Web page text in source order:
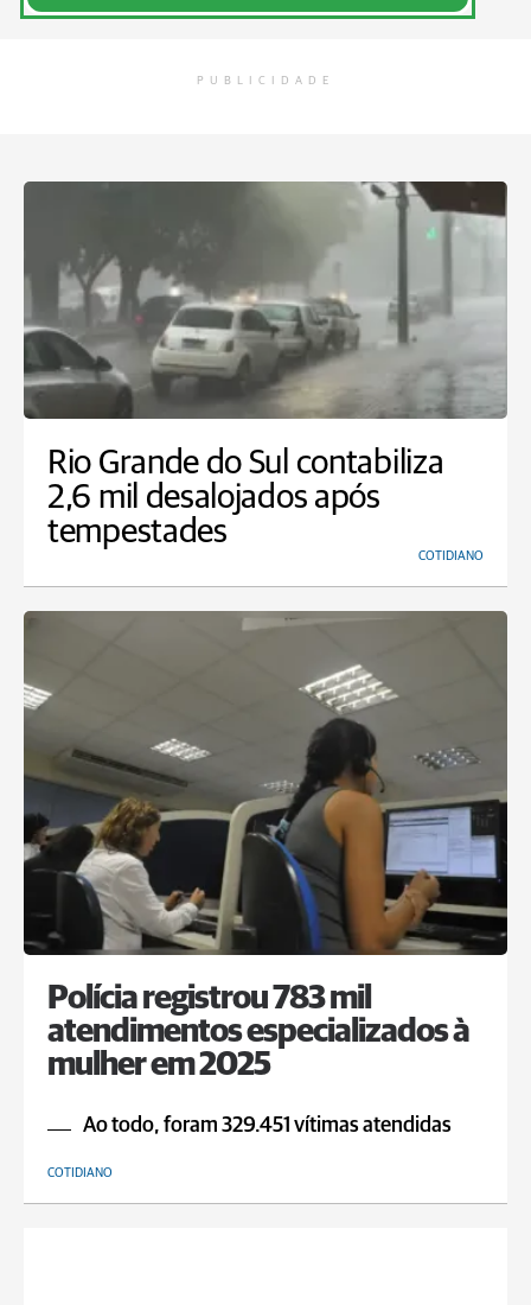
PUBLICIDADE
Rio Grande do Sul contabiliza
2,6 mil desalojados após
tempestades
COTIDIANO
Polícia registrou 783 mil
atendimentos especializados à
mulher em 2025
Ao todo, foram 329.451 vítimas atendidas
COTIDIANO